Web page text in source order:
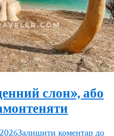
слон», або
Залишити коментар до